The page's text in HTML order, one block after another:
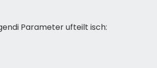
Parameter ufteilt isch: